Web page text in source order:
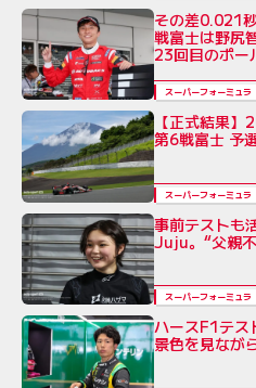
その差0.021
戦富士は野尻
23回目のポー
スーパーフォーミュラ
【正式結果
第6戦富士 予
スーパーフォーミュラ
事前テストも
Juju。“父親
スーパーフォーミュラ
ハースF1テス
景色を見なが